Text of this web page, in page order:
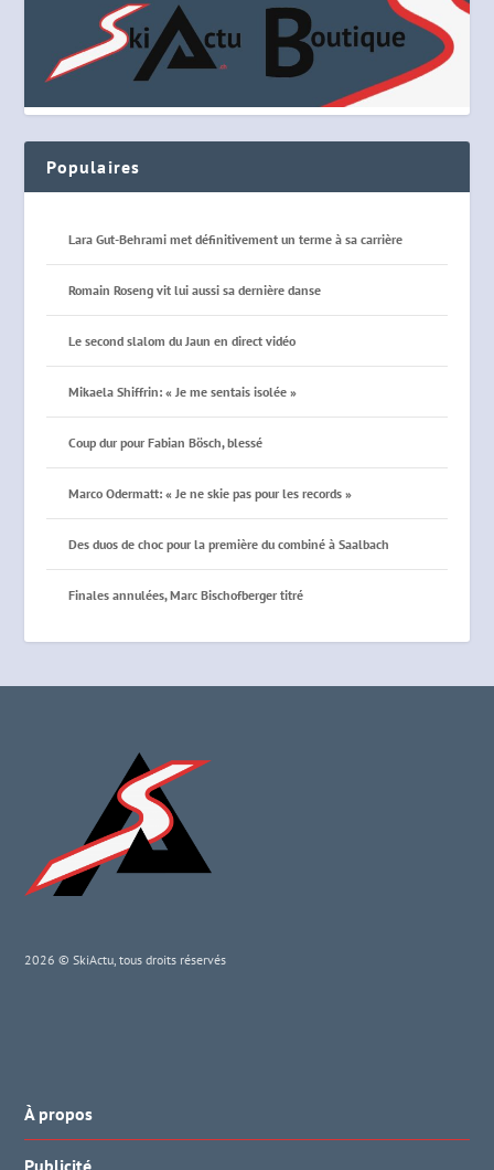
Populaires
Lara Gut-Behrami met définitivement un terme à sa carrière
Romain Roseng vit lui aussi sa dernière danse
Le second slalom du Jaun en direct vidéo
Mikaela Shiffrin: « Je me sentais isolée »
Coup dur pour Fabian Bösch, blessé
Marco Odermatt: « Je ne skie pas pour les records »
Des duos de choc pour la première du combiné à Saalbach
Finales annulées, Marc Bischofberger titré
2026 © SkiActu, tous droits réservés
À propos